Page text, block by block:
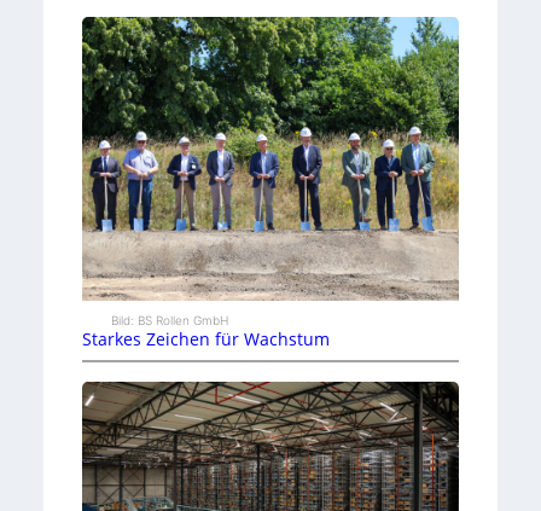
Bild: BS Rollen GmbH
Starkes Zeichen für Wachstum